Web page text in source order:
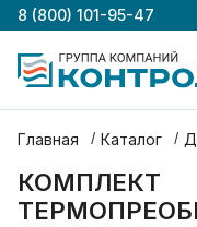
8 (800) 101-95-47
Главная Каталог
КОМПЛЕКТ